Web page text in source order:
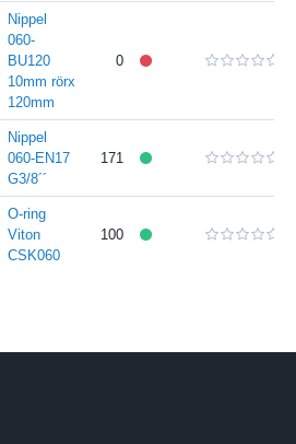
Nippel
060-
BU120
10mm rörx
120mm
0
Nippel
060-EN17
G3/8´´
171
O-ring
Viton
CSK060
100